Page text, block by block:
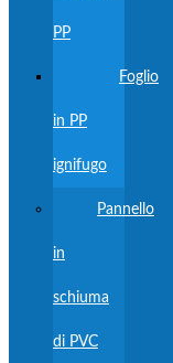
PP
Foglio
in PP
ignifugo
Pannello
in
schiuma
di PVC